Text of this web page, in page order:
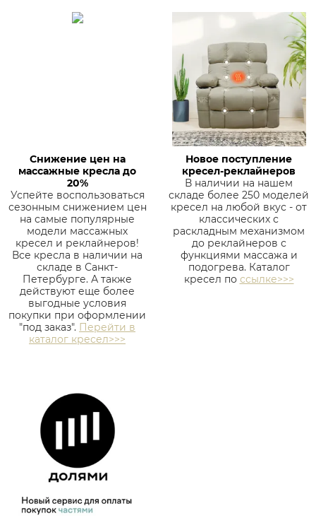
Снижение цен на
массажные кресла до
20%
Успейте воспользоваться
сезонным снижением цен
на самые популярные
модели массажных
кресел и реклайнеров!
Все кресла в наличии на
складе в Санкт-
Петербурге. А также
действуют еще более
выгодные условия
покупки при оформлении
"под заказ". Перейти в
каталог кресел>>>
Новое поступление
кресел-реклайнеров
В наличии на нашем
складе более 250 моделей
кресел на любой вкус - от
классических с
раскладным механизмом
до реклайнеров с
функциями массажа и
подогрева. Каталог
кресел по ссылке>>>